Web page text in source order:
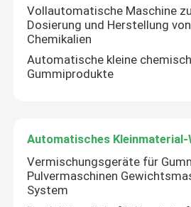
Vollautomatische Maschine
Dosierung und Herstellung
Chemikalien
Automatische kleine
Gummiprodukte
Automatisches
Vermischungsgeräte für
Pulvermaschinen
System